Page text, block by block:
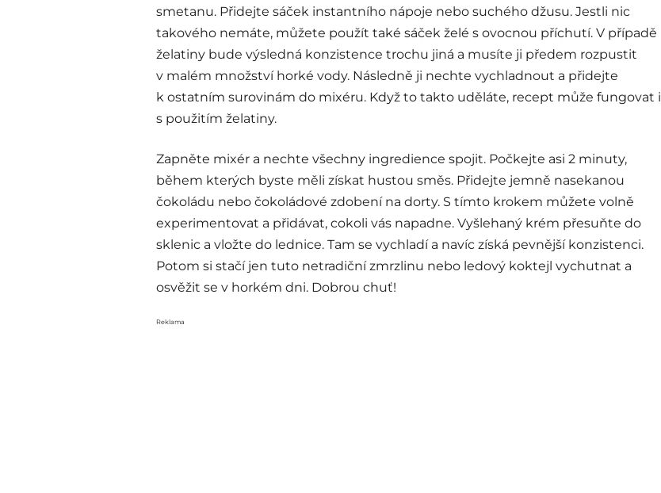
smetanu. Přidejte sáček instantního nápoje nebo suchého džusu. Jestli nic
takového nemáte, můžete použít také sáček želé s ovocnou příchutí. V případě
želatiny bude výsledná konzistence trochu jiná a musíte ji předem rozpustit
v malém množství horké vody. Následně ji nechte vychladnout a přidejte
k ostatním surovinám do mixéru. Když to takto uděláte, recept může fungovat i
s použitím želatiny.
Zapněte mixér a nechte všechny ingredience spojit. Počkejte asi 2 minuty,
během kterých byste měli získat hustou směs. Přidejte jemně nasekanou
čokoládu nebo čokoládové zdobení na dorty. S tímto krokem můžete volně
experimentovat a přidávat, cokoli vás napadne. Vyšlehaný krém přesuňte do
sklenic a vložte do lednice. Tam se vychladí a navíc získá pevnější konzistenci.
Potom si stačí jen tuto netradiční zmrzlinu nebo ledový koktejl vychutnat a
osvěžit se v horkém dni. Dobrou chuť!
Reklama